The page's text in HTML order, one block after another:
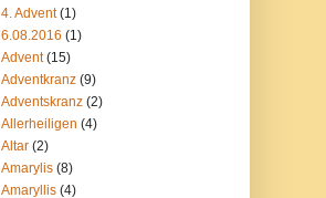
4. Advent (1)
6.08.2016 (1)
Advent (15)
Adventkranz (9)
Adventskranz (2)
Allerheiligen (4)
Altar (2)
Amarylis (8)
Amaryllis (4)